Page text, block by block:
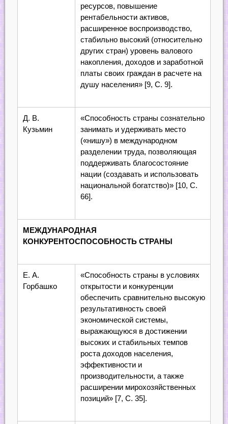
ресурсов, повышение
рентабельности активов,
расширенное воспроизводство,
стабильно высокий (относительно
других стран) уровень валового
накопления, доходов и заработной
платы своих граждан в расчете на
душу населения» [9, С. 9].
Д. В.
Кузьмин
«Способность страны сознательно
занимать и удерживать место
(«нишу») в международном
разделении труда, позволяющая
поддерживать благосостояние
нации (создавать и использовать
национальной богатство)» [10, С.
66].
МЕЖДУНАРОДНАЯ
КОНКУРЕНТОСПОСОБНОСТЬ СТРАНЫ
Е. А.
Горбашко
«Способность страны в условиях
открытости и конкуренции
обеспечить сравнительно высокую
результативность своей
экономической системы,
выражающуюся в достижении
высоких и стабильных темпов
роста доходов населения,
эффективности и
производительности, а также
расширении мирохозяйственных
позиций» [7, С. 35].